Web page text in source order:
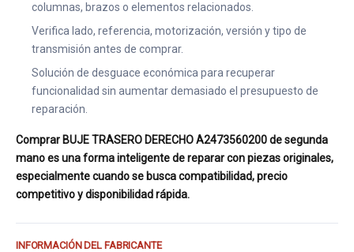
columnas, brazos o elementos relacionados.
Verifica lado, referencia, motorización, versión y tipo de
transmisión antes de comprar.
Solución de desguace económica para recuperar
funcionalidad sin aumentar demasiado el presupuesto de
reparación.
Comprar BUJE TRASERO DERECHO A2473560200 de segunda
mano es una forma inteligente de reparar con piezas originales,
especialmente cuando se busca compatibilidad, precio
competitivo y disponibilidad rápida.
INFORMACIÓN DEL FABRICANTE